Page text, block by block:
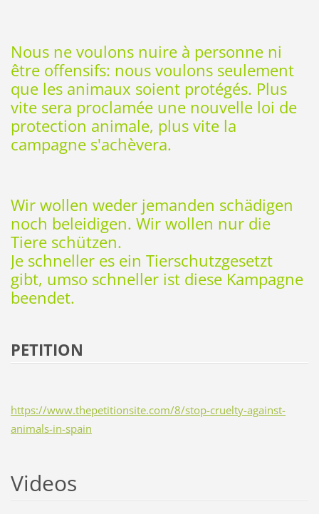
Nous ne voulons nuire à personne ni
être offensifs: nous voulons seulement
que les animaux soient protégés. Plus
vite sera proclamée une nouvelle loi de
protection animale, plus vite la
campagne s'achèvera.
Wir wollen weder jemanden schädigen
noch beleidigen. Wir wollen nur die
Tiere schützen.
Je schneller es ein Tierschutzgesetzt
gibt, umso schneller ist diese Kampagne
beendet.
PETITION
https://www.thepetitionsite.com/8/stop-cruelty-against-
animals-in-spain
Videos